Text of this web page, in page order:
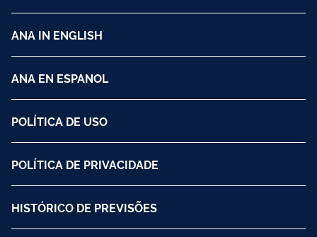
ANA IN ENGLISH
ANA EN ESPANOL
POLÍTICA DE USO
POLÍTICA DE PRIVACIDADE
HISTÓRICO DE PREVISÕES